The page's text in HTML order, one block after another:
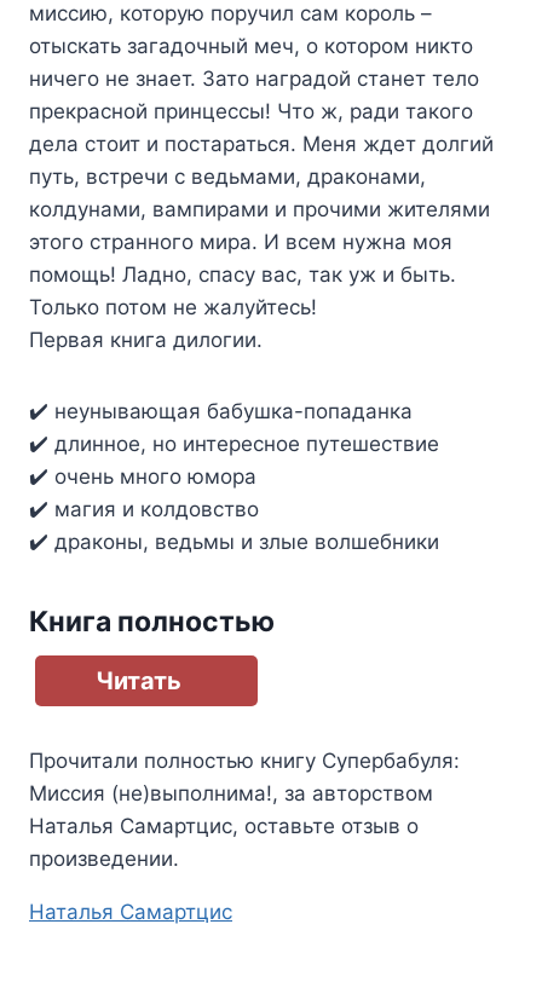
миссию, которую поручил сам король –
отыскать загадочный меч, о котором никто
ничего не знает. Зато наградой станет тело
прекрасной принцессы! Что ж, ради такого
дела стоит и постараться. Меня ждет долгий
путь, встречи с ведьмами, драконами,
колдунами, вампирами и прочими жителями
этого странного мира. И всем нужна моя
помощь! Ладно, спасу вас, так уж и быть.
Только потом не жалуйтесь!
Первая книга дилогии.
✔️ неунывающая бабушка-попаданка
✔️ длинное, но интересное путешествие
✔️ очень много юмора
✔️ магия и колдовство
✔️ драконы, ведьмы и злые волшебники
Книга полностью
Читать
Прочитали полностью книгу Супербабуля:
Миссия (не)выполнима!, за авторством
Наталья Самартцис, оставьте отзыв о
произведении.
Метки
Наталья Самартцис